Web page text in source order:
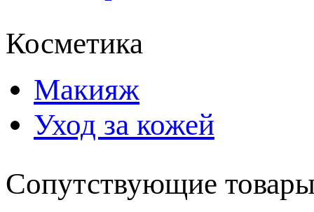
Косметика
Макияж
Уход за кожей
Сопутствующие